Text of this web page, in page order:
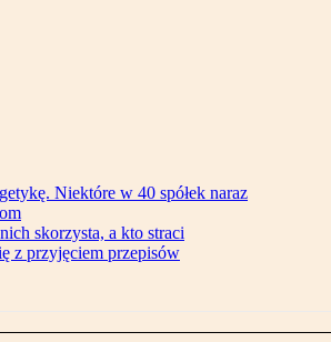
Niektóre w 40 spółek naraz
skorzysta, a kto straci
z przyjęciem przepisów